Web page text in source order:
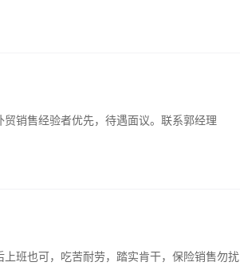
销售经验者优先，待遇面议。联系郭经理
班也可，吃苦耐劳，踏实肯干，保险销售勿扰